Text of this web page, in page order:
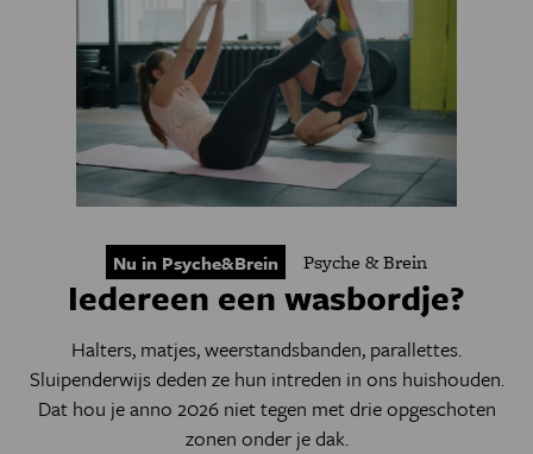
Nu in Psyche&Brein Psyche & Brein
Iedereen een wasbordje?
Halters, matjes, weerstandsbanden, parallettes.
Sluipenderwijs deden ze hun intreden in ons huishouden.
Dat hou je anno 2026 niet tegen met drie opgeschoten
zonen onder je dak.